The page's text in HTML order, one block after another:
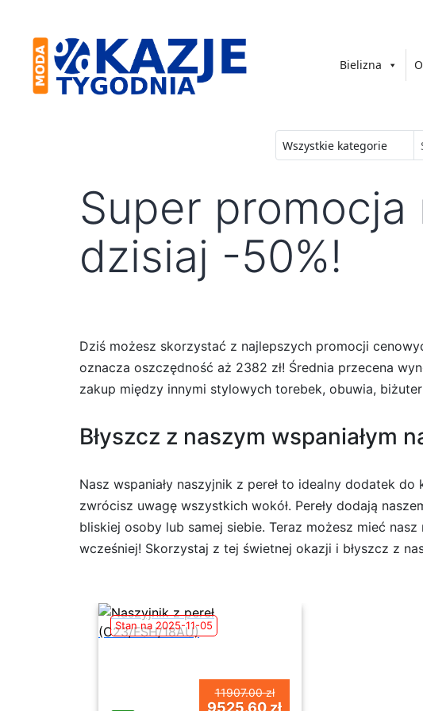
content
Bielizna
Super promocja
dzisiaj -50%!
Dziś możesz skorzystać z najlepszych promocji
oznacza oszczędność aż 2382 zł! Średnia przecena
zakup między innymi stylowych torebek, obuwia,
Błyszcz z naszym wspaniałym
Nasz wspaniały naszyjnik z pereł to idealny dodatek
zwrócisz uwagę wszystkich wokół. Pereły dodają
bliskiej osoby lub samej siebie. Teraz możesz mieć
wcześniej! Skorzystaj z tej świetnej okazji i błyszcz z
Stan na 2025-11-05
11907.00 zł
9525.60 zł